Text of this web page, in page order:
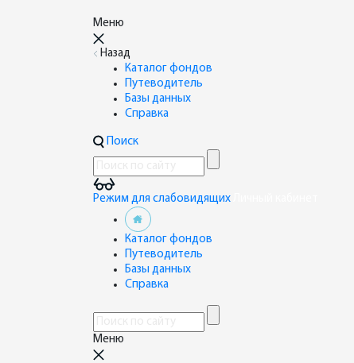
Меню
Назад
Каталог фондов
Путеводитель
Базы данных
Справка
Поиск
Режим для слабовидящих
Каталог фондов
Путеводитель
Базы данных
Справка
Меню